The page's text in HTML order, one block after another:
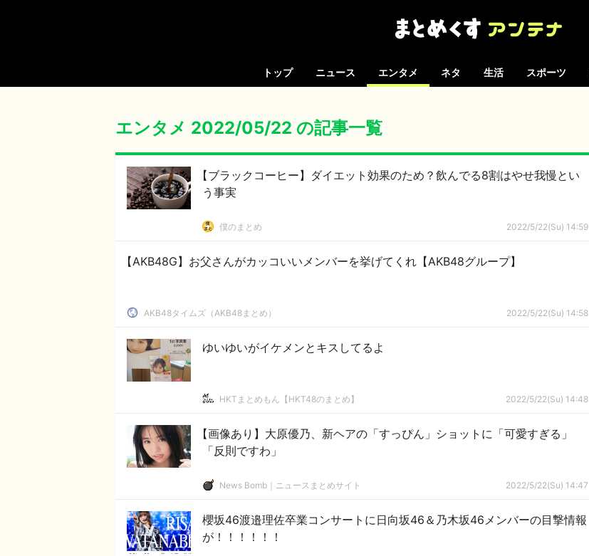
トップ ニュース エンタメ ネタ 生活 スポーツ
エンタメ 2022/05/22 の記事一覧
【ブラックコーヒー】ダイエット効果のため？飲んでる8割はやせ我慢とい
う事実
僕のまとめ 2022/5/22(Su) 14:59
【AKB48G】お父さんがカッコいいメンバーを挙げてくれ【AKB48グループ】
AKB48タイムズ（AKB48まとめ） 2022/5/22(Su) 14:58
ゆいゆいがイケメンとキスしてるよ
HKTまとめもん【HKT48のまとめ】 2022/5/22(Su) 14:48
【画像あり】大原優乃、新ヘアの「すっぴん」ショットに「可愛すぎる」
「反則ですわ」
News Bomb｜ニュースまとめサイト 2022/5/22(Su) 14:47
櫻坂46渡邉理佐卒業コンサートに日向坂46＆乃木坂46メンバーの目撃情報
が！！！！！！